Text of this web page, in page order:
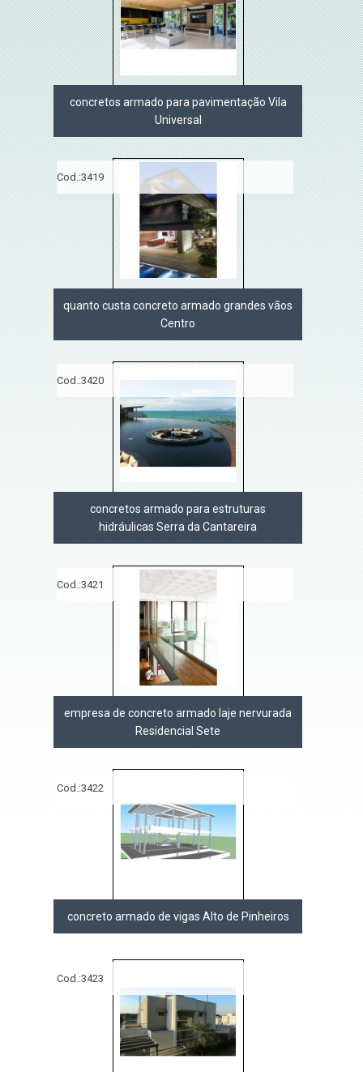
concretos armado para pavimentação Vila
Universal
Cod.:3419
quanto custa concreto armado grandes vãos
Centro
Cod.:3420
concretos armado para estruturas
hidráulicas Serra da Cantareira
Cod.:3421
empresa de concreto armado laje nervurada
Residencial Sete
Cod.:3422
concreto armado de vigas Alto de Pinheiros
Cod.:3423